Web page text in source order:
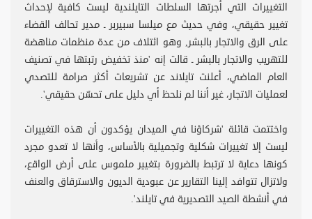
التغييرات التي أجرتها السلطات التايلندية ليست كافية لإحداث
تغيير حقيقي، وفي حديث مع ميلسا سبيربر ـ مدير تحالف القضاء
على الرق والاتجار بالبشر, وهو ائتلاف من عدة منظمات مناهضة
للتهريب والاتجار بالبشر ـ قالت إنه 'منذ تخفيض رتبتها في تصنيف
العام الماضي، أعلنت تايلاند عن تشريعات أكثر صرامة للتصدي
لعمليات الاتجار، غير أننا لم نلحظ أي دليل على تحسّن حقيقي'.
واختتمت قائلة 'شركاؤنا في الميدان يؤكدون أن هذه التغييرات
ليست إلا تغييرات شكلية وتجميلية بالأساس، وأنها لا تعدو مجرد
كونها دعاية لا ترتبط بالضرورة بتغيير ملموس على أرض الواقع،
ولاتزال تتوافد إلينا التقارير عن عبودية الديون والاسترقاق والعنف
في أنشطة الصيد التصديرية في تايلند'.